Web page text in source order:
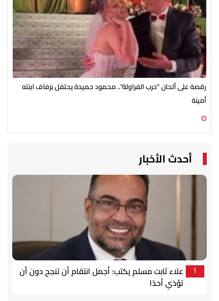
رقصة على ألحان "حرب الفراولة".. محمود حميدة يحتفل بزفاف ابنته
أمينة
أحدث الأخبار
1
علاء ثابت مسلم يكتب: أجمل انتقام أن تنجح دون أن
تؤذي أحدًا